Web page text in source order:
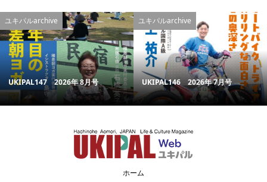
ユキパルarchive
UKIPAL147 2026年 8月号
ユキパルarchive
UKIPAL146 2026年 7月号
ホーム